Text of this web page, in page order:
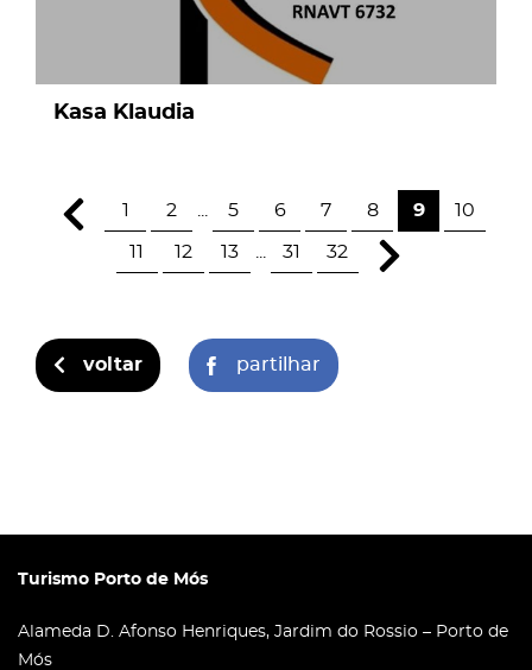
Kasa Klaudia
1 2 5 6 7 8 9 10
11 12 13 31 32
voltar partilhar
Turismo Porto de Mós
Alameda D. Afonso Henriques, Jardim do Rossio – Porto de
Mós